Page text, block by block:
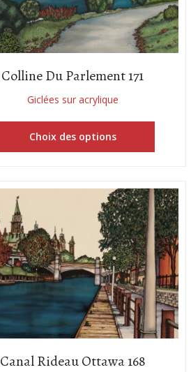
Colline Du Parlement 171
Giclées sur acrylique
Choix des options
Canal Rideau Ottawa 168